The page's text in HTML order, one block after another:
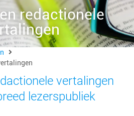
redactionele
vertalingen
lezerspubliek